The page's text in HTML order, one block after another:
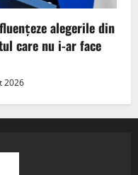
alegerile din
care nu i-ar face
2026